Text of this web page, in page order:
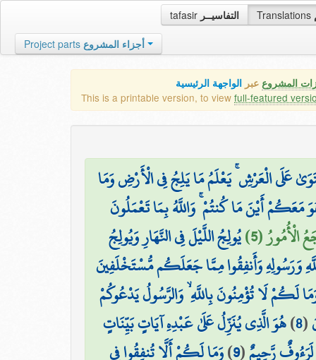
tafasir التفاسيــر Translations
Project parts أجزاء المشروع
المشروع عبر الواجهة الرئيسية
This is a printable version, to view full-featured
عَلَى الْعَرْشِ ۚ يَعْلَمُ مَا يَلِجُ فِي الْأَرْضِ وَمَا
مَعَكُمْ أَيْنَ مَا كُنتُمْ ۚ وَاللَّهُ بِمَا تَعْمَلُونَ
الْأُمُورُ (5) يُولِجُ اللَّيْلَ فِي النَّهَارِ وَيُولِجُ
وَرَسُولِهِ وَأَنفِقُوا مِمَّا جَعَلَكُم مُّسْتَخْلَفِينَ
لَكُمْ لَا تُؤْمِنُونَ بِاللَّهِ ۙ وَالرَّسُولُ يَدْعُوكُمْ
(
8
)هُوَ الَّذِي يُنَزِّلُ عَلَىٰ عَبْدِهِ آيَاتٍ بَيِّنَاتٍ
رَّحِيمٌ(
9
)وَمَا لَكُمْ أَلَّا تُنفِقُوا فِي